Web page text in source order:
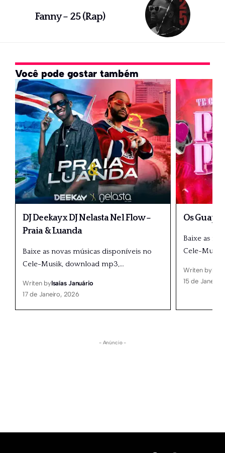
Fanny – 25 (Rap)
Você pode gostar também
DJ Deekay x DJ Nelasta Nel Flow –
Praia & Luanda
Baixe as novas músicas disponíveis no
Cele-Musik, download mp3,…
Writen byIsaías Januário
17 de Janeiro, 2026
Os
Baixe as
Cele-
Writen by
15 de
- Anúncio -